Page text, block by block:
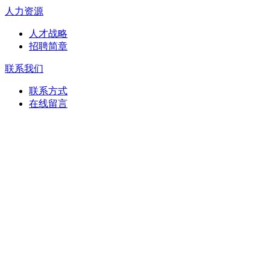
人力资源
人才战略
招聘简章
联系我们
联系方式
在线留言